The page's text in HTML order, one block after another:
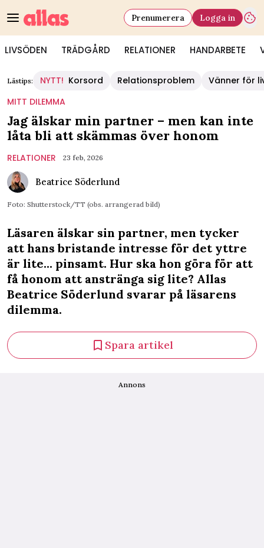
LIVSÖDEN TRÄDGÅRD RELATIONER HANDARBETE
Prenumerera Logga in
Lästips: NYTT! Korsord Relationsproblem
Vänner för
MITT DILEMMA
Jag älskar min partner – men kan inte
låta bli att skämmas över honom
RELATIONER 23 feb, 2026
Beatrice Söderlund
Foto: Shutterstock/TT (obs. arrangerad bild)
Läsaren älskar sin partner, men tycker
att hans bristande intresse för det yttre
är lite... pinsamt. Hur ska hon göra för att
få honom att anstränga sig lite? Allas
Beatrice Söderlund svarar på läsarens
dilemma.
Spara artikel
Annons